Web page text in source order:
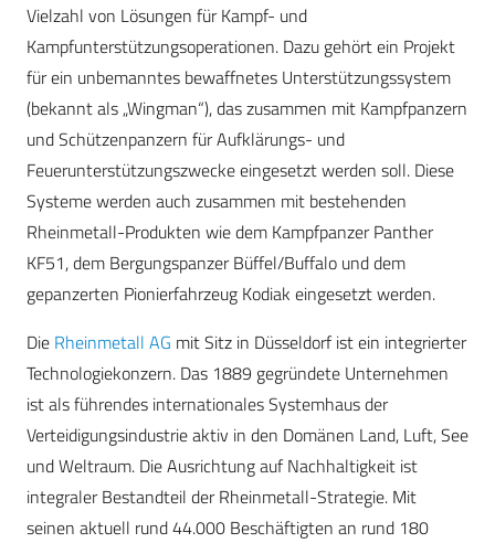
Vielzahl von Lösungen für Kampf- und
Kampfunterstützungsoperationen. Dazu gehört ein Projekt
für ein unbemanntes bewaffnetes Unterstützungssystem
(bekannt als „Wingman“), das zusammen mit Kampfpanzern
und Schützenpanzern für Aufklärungs- und
Feuerunterstützungszwecke eingesetzt werden soll. Diese
Systeme werden auch zusammen mit bestehenden
Rheinmetall-Produkten wie dem Kampfpanzer Panther
KF51, dem Bergungspanzer Büffel/Buffalo und dem
gepanzerten Pionierfahrzeug Kodiak eingesetzt werden.
Die Rheinmetall AG mit Sitz in Düsseldorf ist ein integrierter
Technologiekonzern. Das 1889 gegründete Unternehmen
ist als führendes internationales Systemhaus der
Verteidigungsindustrie aktiv in den Domänen Land, Luft, See
und Weltraum. Die Ausrichtung auf Nachhaltigkeit ist
integraler Bestandteil der Rheinmetall-Strategie. Mit
seinen aktuell rund 44.000 Beschäftigten an rund 180